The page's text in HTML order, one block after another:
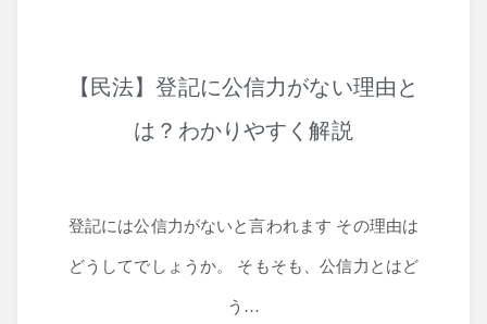
【民法】登記に公信力がない理由と
は？わかりやすく解説
登記には公信力がないと言われます その理由は
どうしてでしょうか。 そもそも、公信力とはど
う…